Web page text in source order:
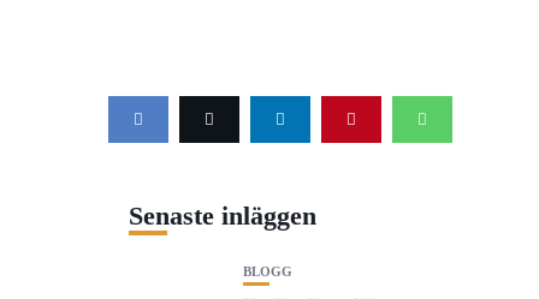
Senaste inläggen
BLOGG